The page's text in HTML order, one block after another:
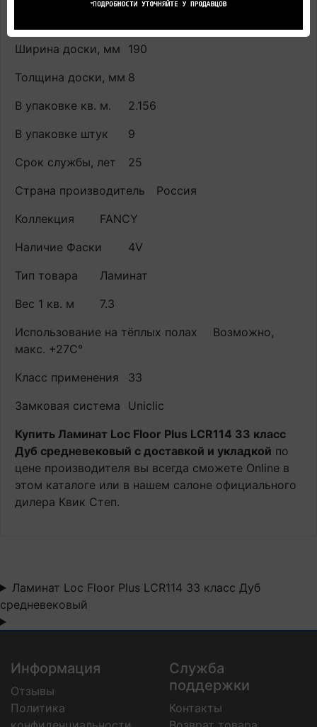
Ширина доски, мм
190
Толщина доски, мм 8
В упаковке кв. м.
2.156
В упаковке штук
9
Срок службы, лет
25
Страна производитель
Россия
Коллекция
FANCY
Наличие Фаски
4V
Тип товара
Ламинат
Вес 1 кв. м
7.3
Использование на тёплых полах
Возможно,
макс. +27С°
Класс применения
33
Замковая система
Uniclic
Купить Ламинат Loc Floor Plus LCR114 33 класс
Дуб средневековый с доставкой и укладкой по
цене производителя вы всегда сможете Online в
этом каталоге или в нашем салоне официального
дилера Квик Степ.
Ламинат Loc Floor Plus LCR114 33 класс Дуб
средневековый
Информация
Отзывы
Политика
Служба
поддержки
Контакты